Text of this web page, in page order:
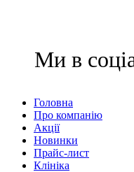
Ми в
Головна
Про компанію
Акції
Новинки
Прайс-лист
Клініка